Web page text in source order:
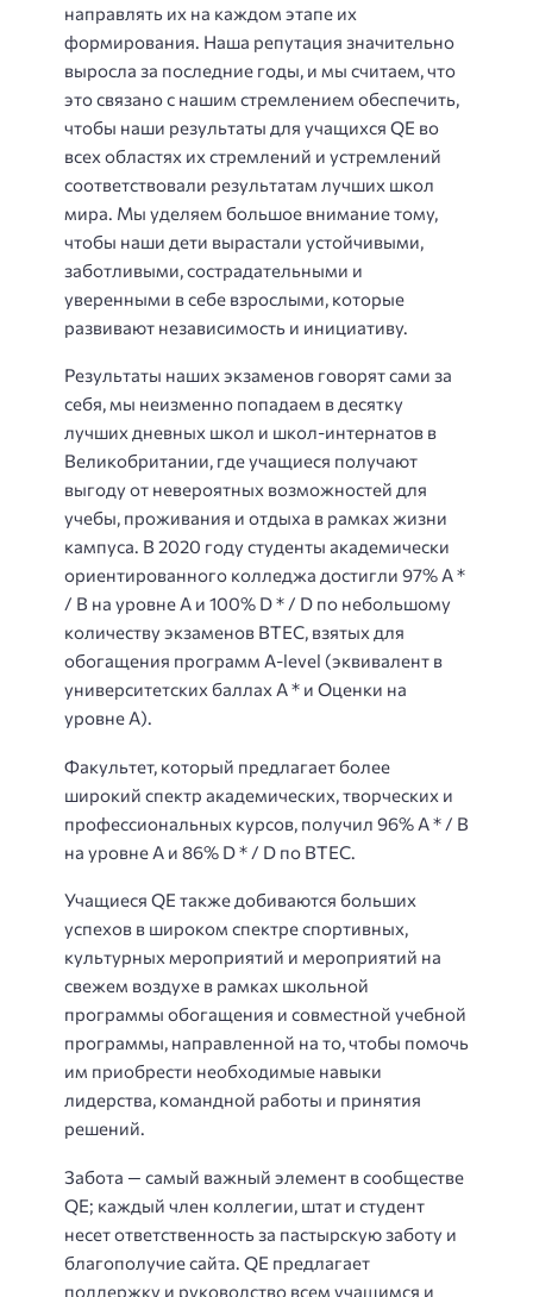
направлять их на каждом этапе их
формирования. Наша репутация значительно
выросла за последние годы, и мы считаем, что
это связано с нашим стремлением обеспечить,
чтобы наши результаты для учащихся QE во
всех областях их стремлений и устремлений
соответствовали результатам лучших школ
мира. Мы уделяем большое внимание тому,
чтобы наши дети вырастали устойчивыми,
заботливыми, сострадательными и
уверенными в себе взрослыми, которые
развивают независимость и инициативу.
Результаты наших экзаменов говорят сами за
себя, мы неизменно попадаем в десятку
лучших дневных школ и школ-интернатов в
Великобритании, где учащиеся получают
выгоду от невероятных возможностей для
учебы, проживания и отдыха в рамках жизни
кампуса. В 2020 году студенты академически
ориентированного колледжа достигли 97% A *
/ B на уровне A и 100% D * / D по небольшому
количеству экзаменов BTEC, взятых для
обогащения программ A-level (эквивалент в
университетских баллах A * и Оценки на
уровне A).
Факультет, который предлагает более
широкий спектр академических, творческих и
профессиональных курсов, получил 96% A * / B
на уровне A и 86% D * / D по BTEC.
Учащиеся QE также добиваются больших
успехов в широком спектре спортивных,
культурных мероприятий и мероприятий на
свежем воздухе в рамках школьной
программы обогащения и совместной учебной
программы, направленной на то, чтобы помочь
им приобрести необходимые навыки
лидерства, командной работы и принятия
решений.
Забота — самый важный элемент в сообществе
QE; каждый член коллегии, штат и студент
несет ответственность за пастырскую заботу и
благополучие сайта. QE предлагает
поддержку и руководство всем учащимся и